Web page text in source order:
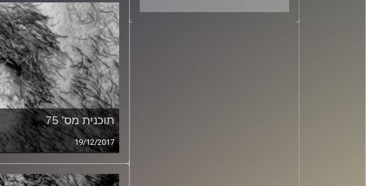
תוכנית מס' 75
19/12/2017